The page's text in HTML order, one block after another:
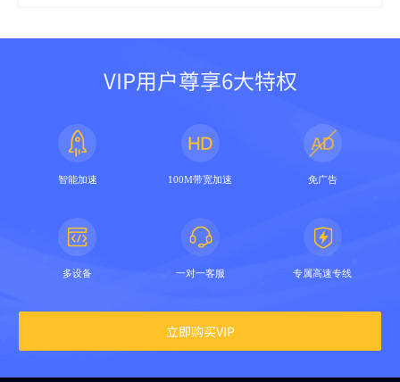
VIP用户尊享6大特权
智能加速 100M带宽加速 免广告
多设备 一对一客服 专属高速专线
立即购买VIP